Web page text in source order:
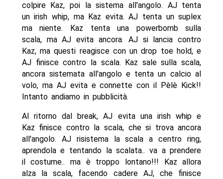
colpire Kaz, poi la sistema all'angolo. AJ tenta
un irish whip, ma Kaz evita. AJ tenta un suplex
ma niente. Kaz tenta una powerbomb sulla
scala, ma AJ evita ancora. AJ si lancia contro
Kaz, ma questi reagisce con un drop toe hold, e
AJ finisce contro la scala. Kaz sale sulla scala,
ancora sistemata all'angolo e tenta un calcio al
volo, ma AJ evita e connette con il Pèlè Kick!!
Intanto andiamo in pubblicità.
Al ritorno dal break, AJ evita una irish whip e
Kaz finisce contro la scala, che si trova ancora
all'angolo. AJ risistema la scala a centro ring,
aprendola e tentando la scalata.. va a prendere
il costume.. ma è troppo lontano!!! Kaz allora
alza la scala, facendo cadere AJ, che finisce